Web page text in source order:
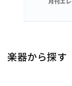
楽器から探す